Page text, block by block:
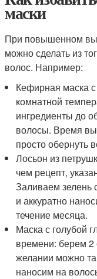
маски
При повышенном
можно сделать из
волос. Например:
Кефирная маска
комнатной
ингредиенты до
волосы. Время
просто обернуть
Лосьон из
чем рецепт,
Заливаем зелень
и аккуратно
течение месяца.
Маска с голубой
времени: берем 2
желании можно
наносим на